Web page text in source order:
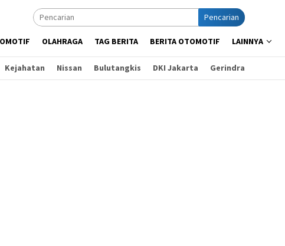
Pencarian
OLAHRAGA TAG BERITA BERITA OTOMOTIF LAINNYA
Kejahatan Nissan Bulutangkis DKI Jakarta Gerindra